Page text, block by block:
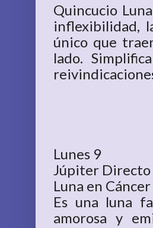
Quincucio
inflexibilidad,
único que
lado.
Lunes 9
Júpiter
Luna en
Es una luna
amorosa y